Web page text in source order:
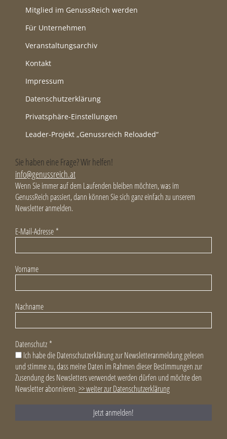
Mitglied im GenussReich werden
Für Unternehmen
Veranstaltungsarchiv
Kontakt
Impressum
Datenschutzerklärung
Privatsphäre-Einstellungen
Leader-Projekt „Genussreich Reloaded“
Sie haben eine Frage? Wir helfen!
info@genussreich.at
Wenn Sie immer auf dem Laufenden bleiben möchten, was im
GenussReich passiert, dann können Sie sich ganz einfach zu unserem
Newsletter anmelden.
E-Mail-Adresse *
Vorname
Nachname
Datenschutz *
Ich habe die Datenschutzerklärung zur Newsletteranmeldung gelesen
und stimme zu, dass meine Daten im Rahmen dieser Bestimmungen zur
Zusendung des Newsletters verwendet werden dürfen und möchte den
Newsletter abonnieren.>> weiter zur Datenschutzerklärung